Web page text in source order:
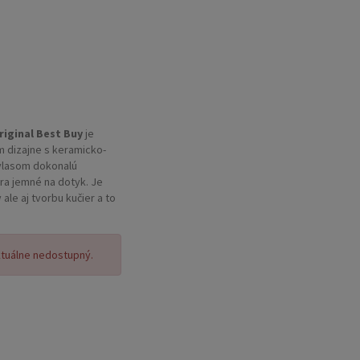
Best Buy je
dizajne s keramicko-
dokonalú
jemné na dotyk. Je
aj tvorbu kučier a to
doskám. Žehlicka
nedostupný.